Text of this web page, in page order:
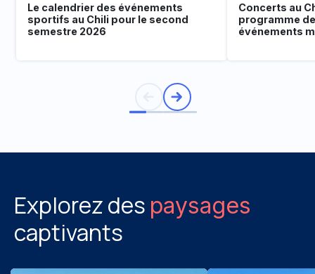
Le calendrier des événements
sportifs au Chili pour le second
semestre 2026
Concerts au
programme
événements
Explorez des paysages
captivants